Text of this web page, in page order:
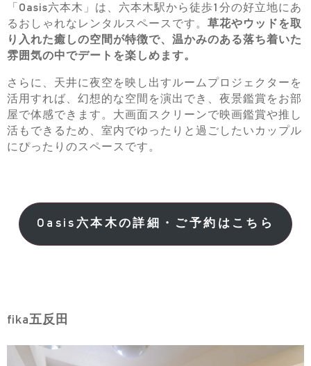
「Oasis六本木」は、六本木駅から徒歩1分の好立地にあ
るおしゃれなレンタルスペースです。 草花やウッドを取
り入れた癒しの空間が特徴で、温かみのある落ち着いた
雰囲気の中でデートを楽しめます。
さらに、天井に夜空を映し出すルームプロジェクターを
活用すれば、幻想的な空間を演出でき、夜景鑑賞をお部
屋で体感できます。大画面スクリーンで映画鑑賞や推し
活もできるため、室内でゆったりと過ごしたいカップル
にぴったりのスペースです。
Oasis六本木の詳細・ご予約はこちら
fika五反田